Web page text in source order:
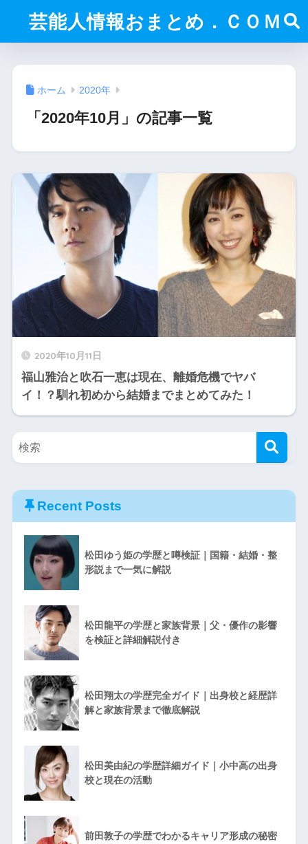
芸能人情報おまとめ．ＣＯＭ
ホーム 2020年
「2020年10月」の記事一覧
2020年10月11日
福山雅治と吹石一恵は現在、離婚危機でヤバ
イ！？馴れ初めから結婚までまとめてみた！
Recent Posts
松田ゆう姫の学歴と噂検証｜国籍・結婚・整
形説まで一気に解説
松田龍平の学歴と家族背景｜父・優作の影響
を検証と詳細解説付き
松田翔太の学歴完全ガイド｜出身校と経歴詳
解と家族背景まで徹底解説
松田美由紀の学歴詳細ガイド｜小中高の出身
校と現在の活動
前田敦子の学歴でわかるキャリア形成の秘密